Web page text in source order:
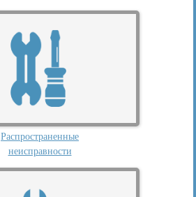
Распространенные
неисправности